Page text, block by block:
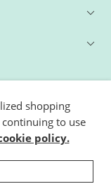
by
shopping
to use
policy.